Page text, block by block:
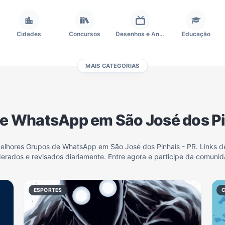
Cidades Concursos Desenhos e Animes Educação
Outros Política Profissões Receitas
Investimentos e Finanças Negócios & Empreendedorismo Grupos de WhatsApp Amigos Grupo de Vendas WhatsApp
Grupo de WhatsApp Amizade Links Grupos de Big Brother Brasil do WhatsApp
MAIS CATEGORIAS
WhatsApp em São José dos
Grupos de WhatsApp em São José dos Pinhais - PR. Links
e revisados diariamente. Entre agora e participe da
ESPORTES